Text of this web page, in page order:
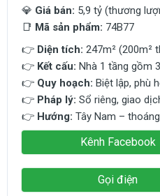
💎 Giá bán: 5,9 tỷ (thương
📑 Mã sản phẩm: 74B77
👉 Diện tích: 247m² (200m²
👉 Kết cấu: Nhà 1 tầng gồm
👉 Quy hoạch: Biệt lập, phù
👉 Pháp lý: Sổ riêng, giao
👉 Hướng: Tây Nam –
Kênh Facebook
Gọi điện